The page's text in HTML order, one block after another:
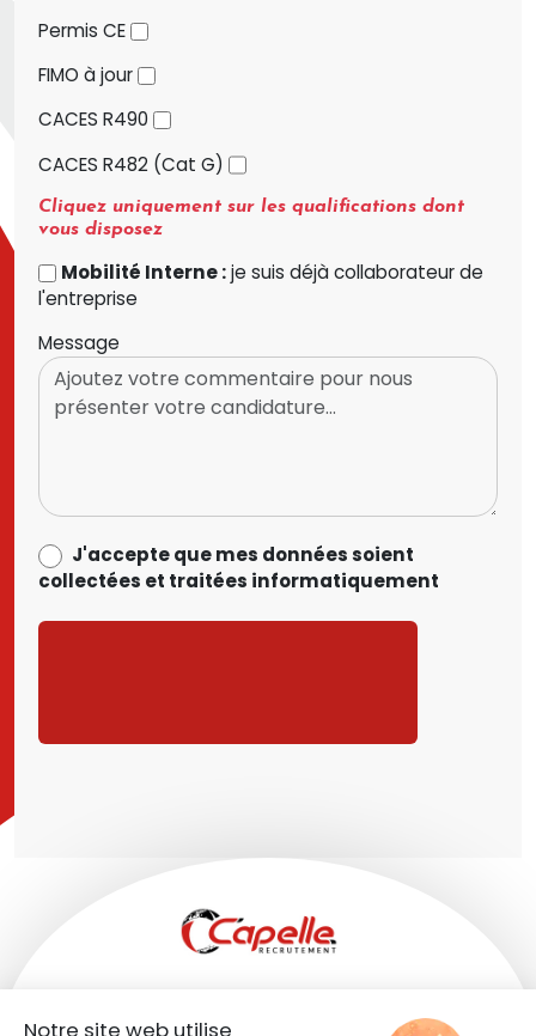
Permis CE
FIMO à jour
CACES R490
CACES R482 (Cat G)
Cliquez uniquement sur les qualifications dont
vous disposez
Mobilité Interne :je suis déjà collaborateur de
l'entreprise
Message
data_process_optin
J'accepte que mes données soient
collectées et traitées informatiquement